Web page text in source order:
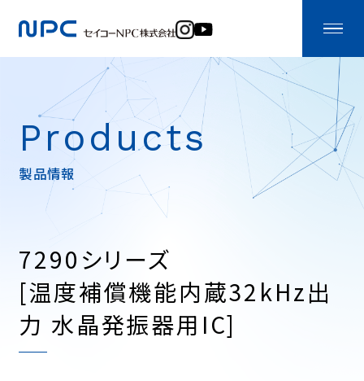
Products
製品情報
7290シリーズ
[温度補償機能内蔵32kHz出
力 水晶発振器用IC]